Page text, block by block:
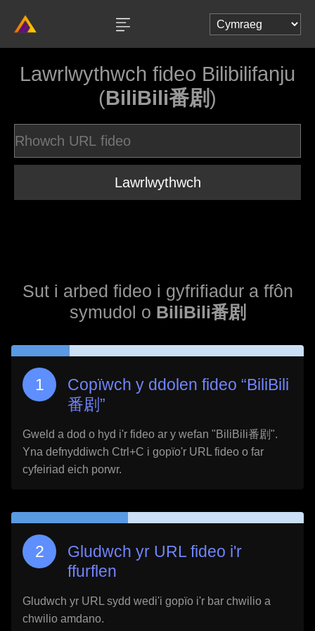
Lawrlwythwch fideo Bilibilifanju
(BiliBili番剧)
Lawrlwythwch
Sut i arbed fideo i gyfrifiadur a ffôn
symudol o BiliBili番剧
Copïwch y ddolen fideo “BiliBili
番剧 ”
Gweld a dod o hyd i'r fideo ar y wefan "BiliBili番剧".
Yna defnyddiwch Ctrl+C i gopïo'r URL fideo o far
cyfeiriad eich porwr.
Gludwch yr URL fideo i'r
ffurflen
Gludwch yr URL sydd wedi'i gopïo i'r bar chwilio a
chwilio amdano.